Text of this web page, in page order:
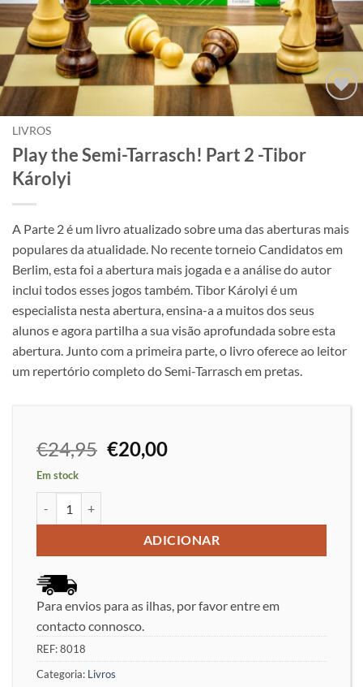
Adicionar
LIVROS
Play the Semi-Tarrasch! Part 2 -Tibor
Károlyi
A Parte 2 é um livro atualizado sobre uma das aberturas mais
populares da atualidade. No recente torneio Candidatos em
Berlim, esta foi a abertura mais jogada e a análise do autor
inclui todos esses jogos também. Tibor Károlyi é um
especialista nesta abertura, ensina-a a muitos dos seus
alunos e agora partilha a sua visão aprofundada sobre esta
abertura. Junto com a primeira parte, o livro oferece ao leitor
um repertório completo do Semi-Tarrasch em pretas.
€24,95 O
preço
€24,95.
€20,00O
€20,00.
Em stock
ADICIONAR
Para envios para as ilhas, por favor entre em
contacto connosco.
REF:8018
Categoria: Livros